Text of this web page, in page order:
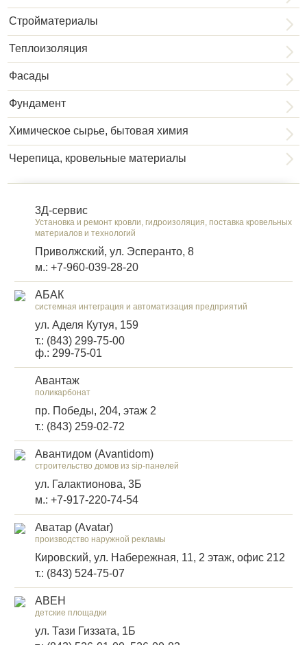
Стройматериалы
Теплоизоляция
Фасады
Фундамент
Химическое сырье, бытовая химия
Черепица, кровельные материалы
3Д-сервис
Установка и ремонт кровли, гидроизоляция, поставка кровельных
материалов и технологий
Приволжский, ул. Эсперанто, 8
м.: +7-960-039-28-20
АБАК
системная интеграция и автоматизация предприятий
ул. Аделя Кутуя, 159
т.: (843) 299-75-00
ф.: 299-75-01
Авантаж
поликарбонат
пр. Победы, 204, этаж 2
т.: (843) 259-02-72
Авантидом (Avantidom)
строительство домов из sip-панелей
ул. Галактионова, 3Б
м.: +7-917-220-74-54
Аватар (Avatar)
производство наружной рекламы
Кировский, ул. Набережная, 11, 2 этаж, офис 212
т.: (843) 524-75-07
АВЕН
детские площадки
ул. Тази Гиззата, 1Б